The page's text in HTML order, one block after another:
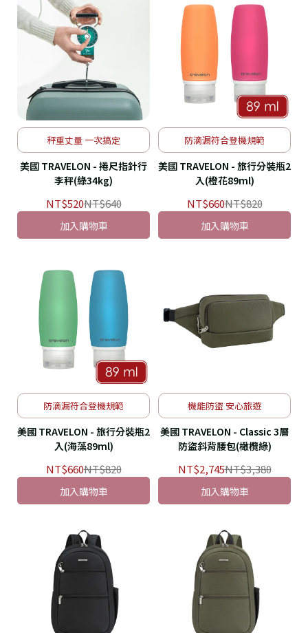
秤重丈量 一次搞定
美國 TRAVELON - 捲尺指針行
李秤(綠34kg)
NT$520NT$640
加入購物車
防滴漏符合登機規範
美國 TRAVELON - 旅行分裝瓶2
入(橙花89ml)
NT$660NT$820
加入購物車
防滴漏符合登機規範
美國 TRAVELON - 旅行分裝瓶2
入(海藻89ml)
NT$660NT$820
加入購物車
機能防盜 安心旅遊
美國 TRAVELON - Classic 3層
防盜斜背腰包(橄欖綠)
NT$2,745NT$3,380
加入購物車